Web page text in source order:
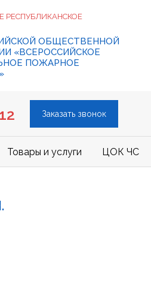
РЕСПУБЛИКАНСКОЕ
ОБЩЕСТВЕННОЙ
«ВСЕРОССИЙСКОЕ
ПОЖАРНОЕ
Заказать звонок
Товары и услуги ЦОК ЧС